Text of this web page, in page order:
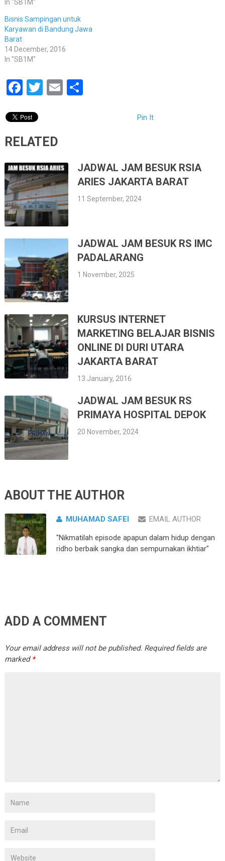
In "SB1M"
Bisnis Sampingan untuk
Karyawan di Bandung Jawa
Barat
14 December, 2016
In "SB1M"
Facebook
Twitter
EmailShare
Pin It
RELATED
JADWAL JAM BESUK RSIA
ARIES JAKARTA BARAT
11 September, 2024
JADWAL JAM BESUK RS IMC
PADALARANG
1 November, 2025
KURSUS INTERNET
MARKETING BELAJAR BISNIS
ONLINE DI DURI UTARA
JAKARTA BARAT
13 January, 2016
JADWAL JAM BESUK RS
PRIMAYA HOSPITAL DEPOK
20 November, 2024
ABOUT THE AUTHOR
MUHAMAD SAFEI EMAIL AUTHOR
"Nikmatilah episode apapun dalam hidup dengan
ridho berbaik sangka dan sempurnakan ikhtiar"
ADD A COMMENT
Your email address will not be published. Required fields are
marked *